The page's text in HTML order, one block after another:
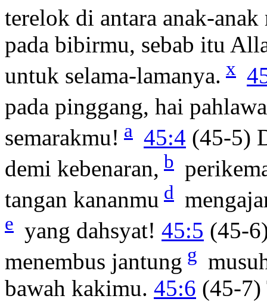
terelok di antara anak-anak
pada bibirmu, sebab itu
untuk selama-lamanya. x
pada pinggang, hai
semarakmu! a 45:4 (45-5)
demi kebenaran, b
tangan kananmu d
e yang dahsyat! 45:5 (45-
menembus jantung g
bawah kakimu. 45:6 (45-7)